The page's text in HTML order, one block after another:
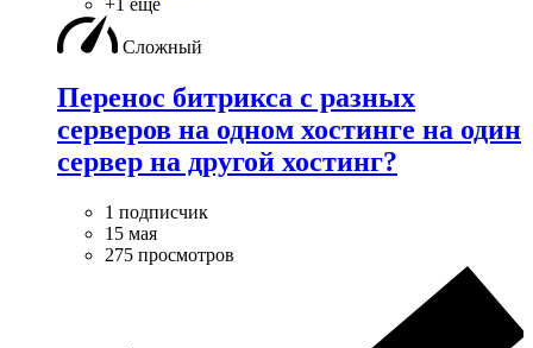
Сложный
Перенос битрикса с разных
серверов на одном хостинге на один
сервер на другой хостинг?
1 подписчик
15 мая
275 просмотров